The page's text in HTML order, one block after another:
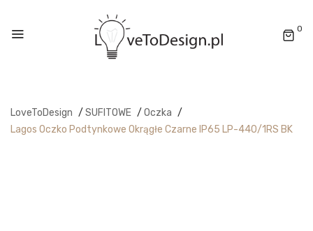
0
LoveToDesign / SUFITOWE / Oczka /
Lagos Oczko Podtynkowe Okrągłe Czarne IP65 LP-440/1RS BK